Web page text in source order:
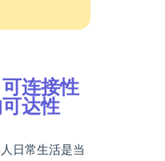
连接性
达性
日常生活是当